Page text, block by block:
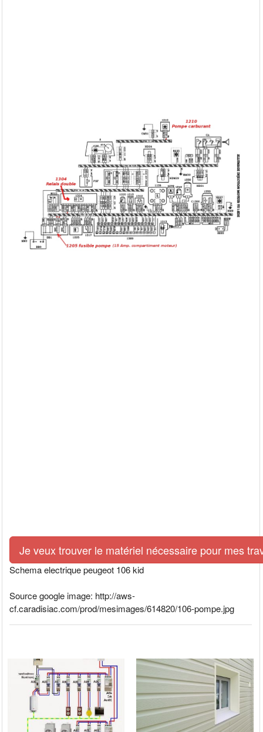
Je veux trouver le matériel nécessaire pour mes
Schema electrique peugeot 106 kid
Source google image: http://aws-
cf.caradisiac.com/prod/mesimages/614820/106-pompe.jpg